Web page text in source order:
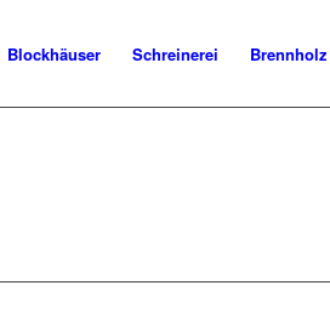
Blockhäuser Schreinerei Brennholz